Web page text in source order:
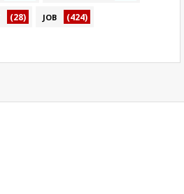
(28) JOB (424)